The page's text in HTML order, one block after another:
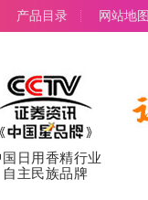
产品目录 网站地图
国日用香精行业
自主民族品牌